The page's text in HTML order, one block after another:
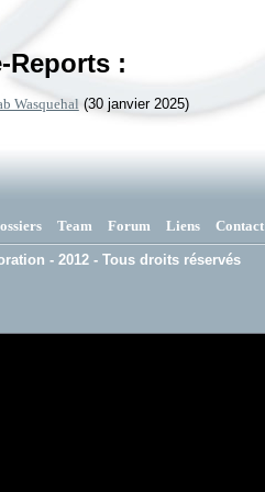
Reports :
Wasquehal (30 janvier 2025)
Team Forum Liens Contact
- 2012 - Tous droits réservés